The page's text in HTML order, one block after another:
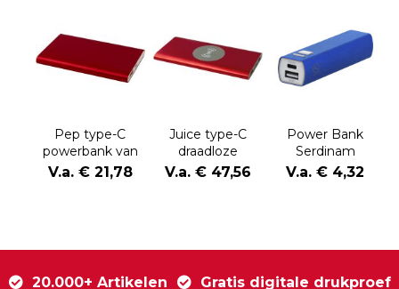
Pep type-C
powerbank van
4000 mAh van
gerecycled
V.a. € 21,78
Juice type-C
draadloze
powerbank van
8000 mAh van
V.a. € 47,56
Power Bank
Serdinam
V.a. € 4,32
20.000+ Artikelen Gratis digitale drukproef